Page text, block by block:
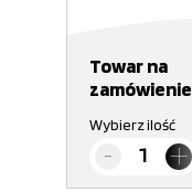
Towar na
zamówienie
Wybierz ilość